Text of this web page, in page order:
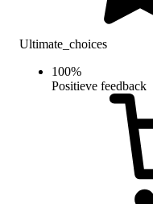
Ultimate_choices
100%
Positieve feedback